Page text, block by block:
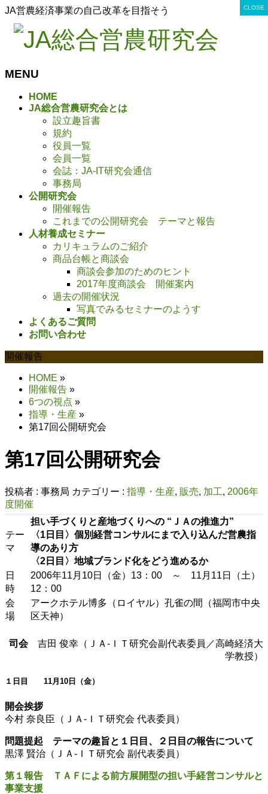
JA営農経済事業の自己改革を目指そう
MENU
HOME
JA総合営農研究会とは
設立趣旨書
規約
役員一覧
会員一覧
会誌：JA-IT研究会通信
事務局
公開研究会
開催報告
これまでの公開研究会 テーマと報告
人材養成セミナー
カリキュラムのご紹介
商品台帳と商談会
商談会参加のためのヒント
2017年度商談会 開催案内
過去の開催状況
写真でみるセミナーのようす
よくあるご質問
お問い合わせ
開催報告
HOME »
開催報告 »
6つの視点 »
指導・生産 »
第17回公開研究会
第17回公開研究会
投稿者 : 事務局 カテゴリー : 指導・生産, 販売, 加工, 2006年
度開催
テー
マ
担い手づくりと産地づくりへの “ＪＡの推進力”
〈1日目〉 個別経営コンサルにまで入り込んだ営農指
導のあり方
〈2日目〉地域ブランド化をどう進めるか
日
時
2006年11月10日（金）13：00 ～ 11月11日（土）
12：00
会
場
アークホテル博多（ロイヤル）孔雀の間（福岡市中央
区天神）
司会吉田 俊幸（ＪＡ-ＩＴ研究会副代表委員／高崎経済大
学教授）
１日目 11月10日（金）
開会挨拶
今村 奈良臣（ＪＡ-ＩＴ研究会 代表委員）
問題提起 テーマの趣旨と１日目、２日目の報告について
黒澤 賢治（ＪＡ-ＩＴ研究会 副代表委員）
第１報告 ＴＡＦによる前方展開型の担い手経営コンサルと
事業支援
CLOSE
CLOSE
CLOSE
CLOSE
CLOSE
CLOSE
CLOSE
CLOSE
CLOSE
CLOSE
CLOSE
CLOSE
CLOSE
CLOSE
CLOSE
CLOSE
CLOSE
CLOSE
CLOSE
CLOSE
CLOSE
CLOSE
CLOSE
CLOSE
CLOSE
CLOSE
CLOSE
CLOSE
CLOSE